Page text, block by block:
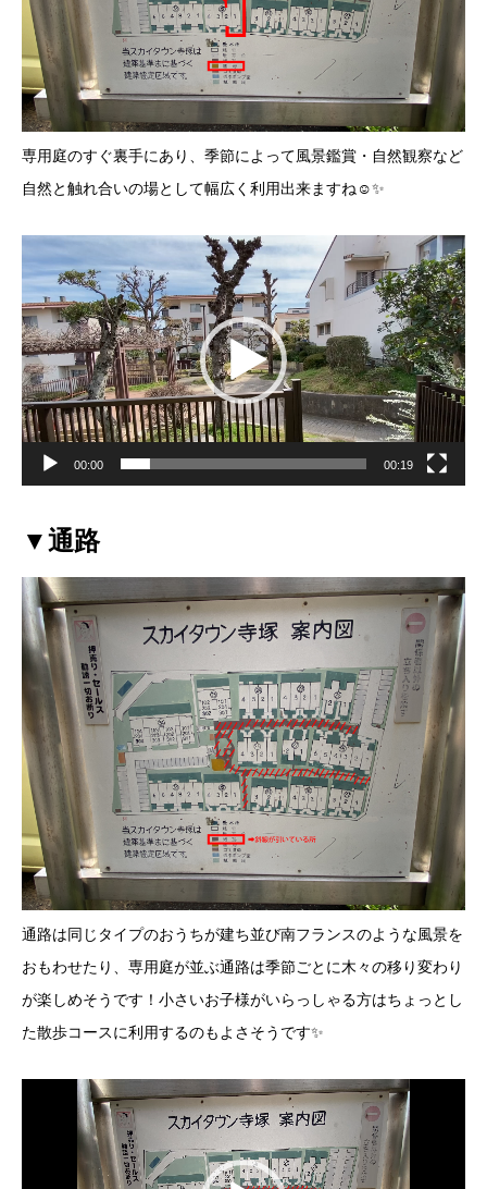
専用庭のすぐ裏手にあり、季節によって風景鑑賞・自然観察など
自然と触れ合いの場として幅広く利用出来ますね☺✨
動
レ
ー
ヤ
ー
00:00 00:19
▼通路
通路は同じタイプのおうちが建ち並び南フランスのような風景を
おもわせたり、専用庭が並ぶ通路は季節ごとに木々の移り変わり
が楽しめそうです！小さいお子様がいらっしゃる方はちょっとし
た散歩コースに利用するのもよさそうです✨
動